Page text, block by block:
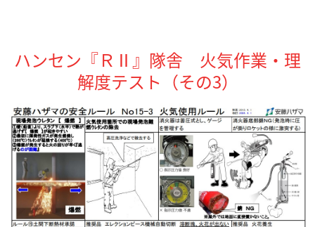
ハンセン『ＲⅡ』隊舎 火気作業・理
解度テスト（その3）